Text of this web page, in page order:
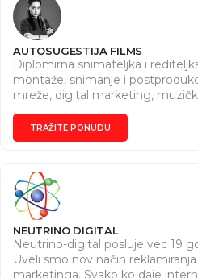
AUTOSUGESTIJA FILMS
Diplomirna snimateljka i
montaže, snimanje i
mreže, digital marketing,
Pokrivam usluge kraćih formi,
reelsova itd.
TRAŽITE PONUDU
NEUTRINO DIGITAL
Neutrino-digital posluje vec 19
Uveli smo nov način
marketinga. Svako ko daje